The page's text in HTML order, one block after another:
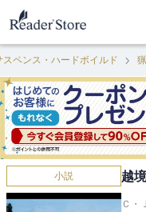
ペンス・ハードボイルド
小説 越
Ｃ・